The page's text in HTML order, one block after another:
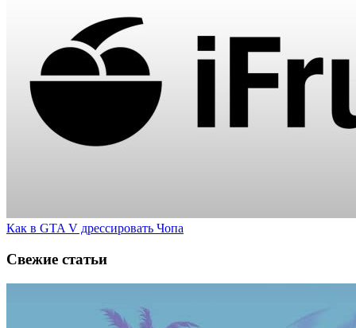
Как в GTA V дрессировать Чопа
Свежие статьи